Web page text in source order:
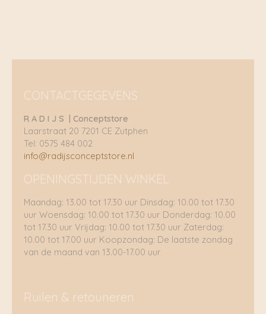
CONTACTGEGEVENS
R A D I J S | Conceptstore
Laarstraat 20 7201 CE Zutphen
Tel: 0575 484 002
info@radijsconceptstore.nl
OPENINGSTIJDEN WINKEL
Maandag: 13.00 tot 17.30 uur Dinsdag: 10.00 tot 17.30
uur Woensdag: 10.00 tot 17.30 uur Donderdag: 10.00
tot 17.30 uur Vrijdag: 10.00 tot 17.30 uur Zaterdag:
10.00 tot 17.00 uur Koopzondag: De laatste zondag
van de maand van 13.00-17.00 uur
Ruilen & retouneren